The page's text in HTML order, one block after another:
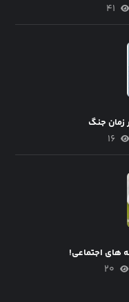
۴۱
زمان جنگ
۱۶
های اجتماعی!
۲۰